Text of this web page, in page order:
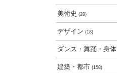
美術史 (20)
デザイン (18)
ダンス・舞踊・身体
建築・都市 (158)